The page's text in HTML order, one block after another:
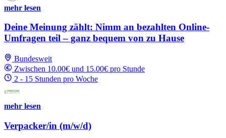
mehr lesen
Deine Meinung zählt: Nimm an bezahlten Online-
Umfragen teil – ganz bequem von zu Hause
Bundesweit
Zwischen 10.00€ und 15.00€ pro Stunde
2 - 15 Stunden pro Woche
mehr lesen
Verpacker/in (m/w/d)